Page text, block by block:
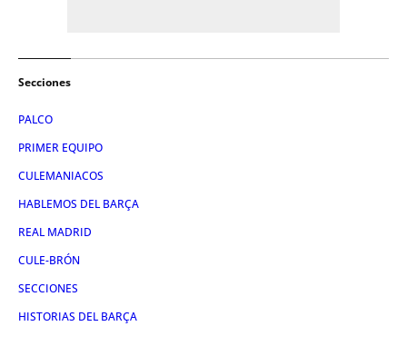
Secciones
PALCO
PRIMER EQUIPO
CULEMANIACOS
HABLEMOS DEL BARÇA
REAL MADRID
CULE-BRÓN
SECCIONES
HISTORIAS DEL BARÇA